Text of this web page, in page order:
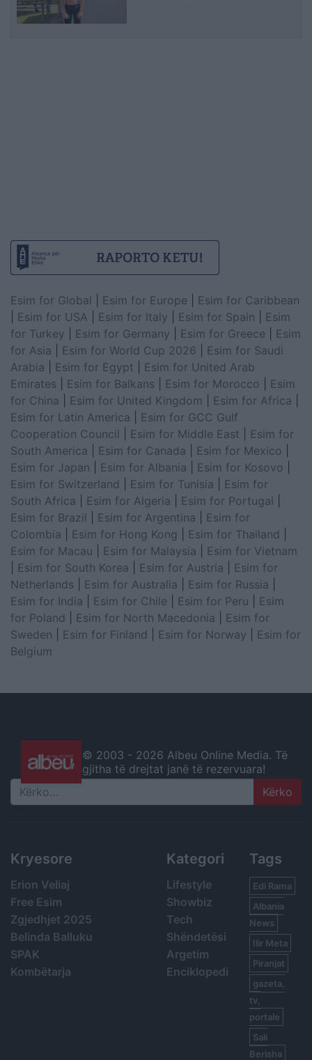
Esim for Global Esim for Europe
Esim for Caribbean
Esim for USA Esim for Italy Esim for Spain
Esim
for Turkey
Esim for Germany Esim for Greece
Esim
for Asia
Esim for World Cup 2026
Esim for Saudi
Arabia
Esim for Egypt
Esim for United Arab
Emirates
Esim for Balkans Esim for Morocco
Esim
for China
Esim for United Kingdom Esim for Africa
Esim for Latin America
Esim for GCC Gulf
Cooperation Council
Esim for Middle East
Esim for
South America
Esim for Canada Esim for Mexico
Esim for Japan
Esim for Albania Esim for Kosovo
Esim for Switzerland
Esim for Tunisia
Esim for
South Africa
Esim for Algeria Esim for Portugal
Esim for Brazil
Esim for Argentina
Esim for
Colombia
Esim for Hong Kong Esim for Thailand
Esim for Macau
Esim for Malaysia
Esim for Vietnam
Esim for South Korea Esim for Austria
Esim for
Netherlands
Esim for Australia Esim for Russia
Esim for India
Esim for Chile Esim for Peru
Esim
for Poland
Esim for North Macedonia
Esim for
Sweden
Esim for Finland Esim for Norway
Esim for
Belgium
© 2003 - 2026 Albeu Online Media. Të
gjitha të drejtat janë të rezervuara!
Search
Kryesore
Erion Veliaj
Free Esim
Zgjedhjet 2025
Belinda Balluku
SPAK
Kombëtarja
Kategori
Lifestyle
Showbiz
Tech
Shëndetësi
Argetim
Enciklopedi
Tags
Edi Rama
Albania
News
Ilir Meta
Piranjat
gazeta,
tv,
portale
Sali
Berisha